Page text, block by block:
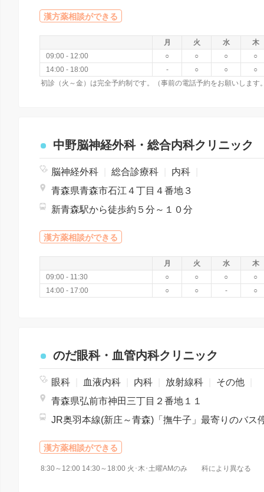
漢方薬相談ができる
月 火 水
木
09:00 - 12:00
○ ○ ○
○
14:00 - 18:00
- ○ ○ ○
中野脳神経外科・総合内科クリニック
脳神経外科 総合診療科 内科
青森県青森市石江４丁目４番地３
新青森駅から徒歩約５分～１０分
漢方薬相談ができる
月 火 水
木
09:00 - 11:30
○ ○ ○
○
14:00 - 17:00
○ ○ - ○
のだ眼科・血管内科クリニック
眼科 血液内科 内科 放射線科 その他
青森県弘前市神田三丁目２番地１１
漢方薬相談ができる
8:30～12:00 14:30～18:00 火･木･土曜AMのみ 科により異なる